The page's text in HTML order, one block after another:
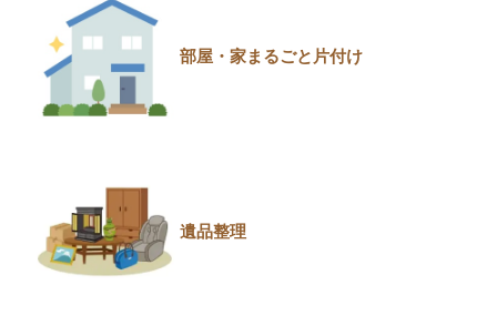
部屋・家まるごと片付け
遺品整理